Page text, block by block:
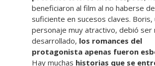
beneficiaron al film al no haberse
suficiente en sucesos claves. Boris,
personaje muy atractivo, debió ser
desarrollado, los romances del
protagonista apenas fueron
Hay muchas historias que se